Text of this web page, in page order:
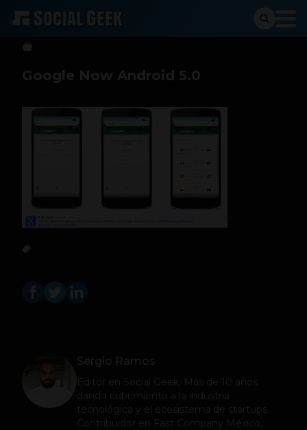
Sergio Ramos 16 de junio de 2014
Google Now Android 5.0
Sergio Ramos
Editor en Social Geek
. Más de 10 años
dando cubrimiento a la industria
tecnológica y el ecosistema de startups.
Contribuidor en Fast Company México,